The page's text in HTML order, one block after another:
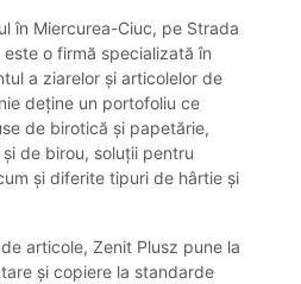
în Miercurea-Ciuc, pe Strada
o firmă specializată în
a ziarelor și articolelor de
deține un portofoliu ce
de birotică și papetărie,
de birou, soluții pentru
și diferite tipuri de hârtie și
articole, Zenit Plusz pune la
și copiere la standarde